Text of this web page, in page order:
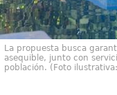
La propuesta busca
asequible, junto con
población. (Foto